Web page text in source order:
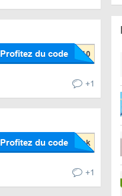
Profitez du code
+1
Profitez du code
+1